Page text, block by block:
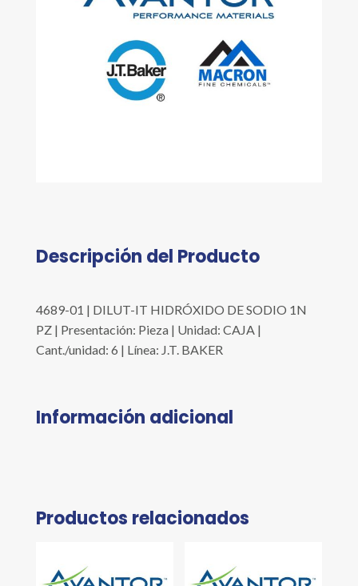
Descripción del Producto
4689-01 | DILUT-IT HIDRÓXIDO DE SODIO 1N
PZ | Presentación: Pieza | Unidad: CAJA |
Cant./unidad: 6 | Línea: J.T. BAKER
Información adicional
Productos relacionados